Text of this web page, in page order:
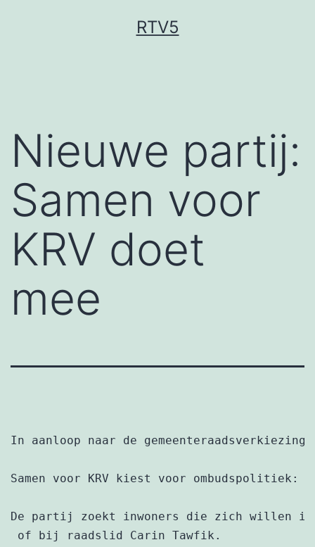
RTV5
Nieuwe partij:
Samen voor
KRV doet
mee
In aanloop naar de
Samen voor KRV kiest voor
De partij zoekt inwoners die zich willen
of bij raadslid Carin Tawfik.